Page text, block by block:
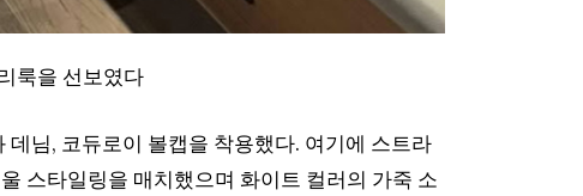
룩을 선보였다
님, 코듀로이 볼캡을 착용했다. 여기에 스트라
스타일링을 매치했으며 화이트 컬러의 가죽 소